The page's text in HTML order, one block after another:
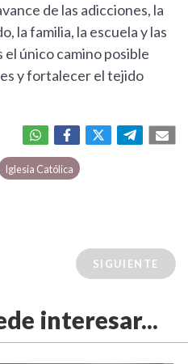
de las adicciones, la
la familia, la escuela y las
el único camino posible
y fortalecer el tejido
Iglesia Católica
SIGUIENTE
interesar...